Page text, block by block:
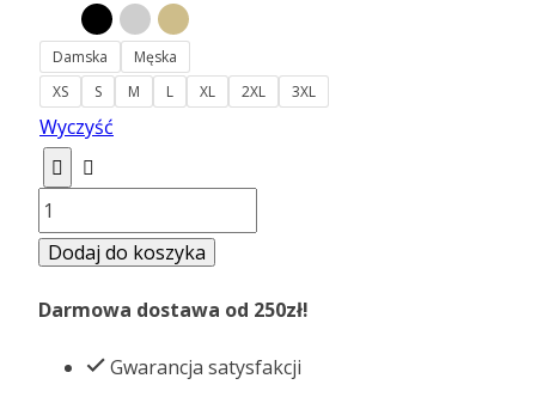
Damska
Męska
XS
S M L XL 2XL 3XL
Wyczyść
Dodaj do koszyka
Darmowa dostawa od 250zł!
Gwarancja satysfakcji